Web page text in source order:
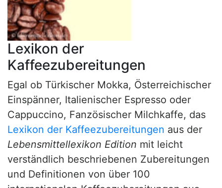
Lexikon der
Kaffeezubereitungen
Egal ob Türkischer Mokka, Österreichischer
Einspänner, Italienischer Espresso oder
Cappuccino, Fanzösischer Milchkaffe, das
Lexikon der Kaffeezubereitungen aus der
Lebensmittellexikon Edition mit leicht
verständlich beschriebenen Zubereitungen
und Definitionen von über 100